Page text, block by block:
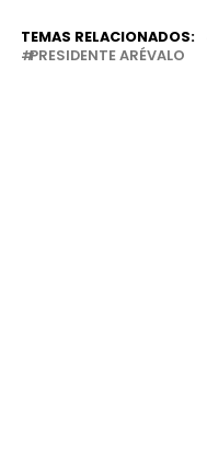
TEMAS RELACIONADOS:
PRESIDENTE ARÉVALO